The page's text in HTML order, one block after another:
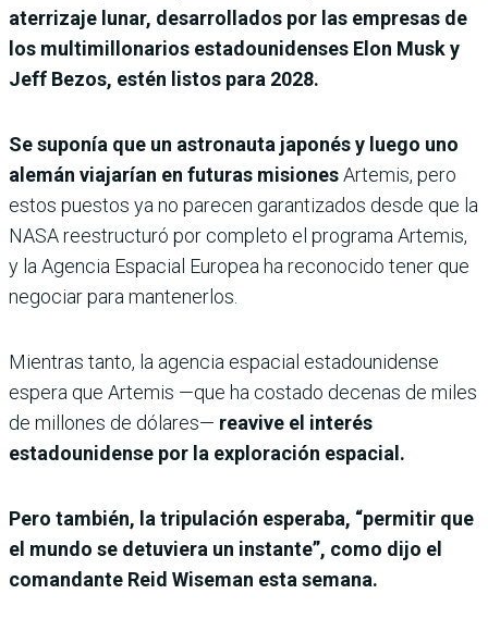
aterrizaje lunar, desarrollados por las empresas de
los multimillonarios estadounidenses Elon Musk y
Jeff Bezos, estén listos para 2028.
Se suponía que un astronauta japonés y luego uno
alemán viajarían en futuras misionesArtemis, pero
estos puestos ya no parecen garantizados desde que la
NASA reestructuró por completo el programa Artemis,
y la Agencia Espacial Europea ha reconocido tener que
negociar para mantenerlos.
Mientras tanto, la agencia espacial estadounidense
espera que Artemis —que ha costado decenas de miles
de millones de dólares— reavive el interés
estadounidense por la exploración espacial.
Pero también, la tripulación esperaba, “permitir que
el mundo se detuviera un instante”, como dijo el
comandante Reid Wiseman esta semana.